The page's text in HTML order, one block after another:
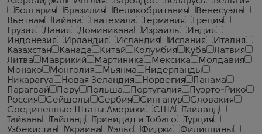
Болгария
Бразилия Великобритания
Венесуэла
Вьетнам
Гайана Гватемала Германия
Греция
Грузия
Дания Доминикана Израиль
Индия
Индонезия
Ирландия Исландия Испания
Италия
Казахстан
Канада Китай Колумбия Куба
Латвия
Литва
Маврикий Мартиника Мексика
Молдавия
Монако
Монголия Мьянма
Нидерланды
Никарагуа
Новая Зеландия Норвегия
Панама
Парагвай
Перу Польша Португалия
Пуэрто-Рико
Россия
Сейшелы Сербия Сингапур
Словакия
Соединенные Штаты Америки
США
Таиланд
Тайвань
Тайланд Тринидад и Тобаго
Турция
Узбекистан
Украина Уэльс Фиджи
Филиппины